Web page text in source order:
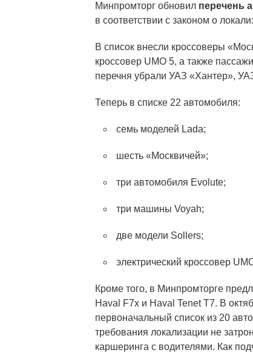
Минпромторг обновил перечень
в соответствии с законом о
В список внесли кроссоверы
кроссовер UMO 5, а также
перечня убрали УАЗ «Хантер»,
Теперь в списке 22 автомобиля:
семь моделей Lada;
шесть «Москвичей»;
три автомобиля Evolute;
три машины Voyah;
две модели Sollers;
электрический кроссовер
Кроме того, в Минпромторге
Haval F7x и Haval Tenet Т7. В
первоначальный список из 20
требования локализации не
каршеринга с водителями. Как